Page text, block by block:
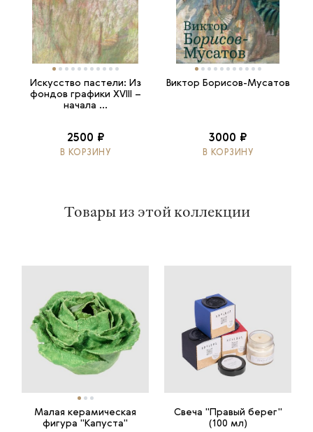
Искусство пастели: Из
фондов графики XVIII –
начала ...
2500 ₽
В КОРЗИНУ
Виктор Борисов-Мусатов
3000 ₽
В КОРЗИНУ
Товары из этой коллекции
Малая керамическая
фигура "Капуста"
Свеча "Правый берег"
(100 мл)